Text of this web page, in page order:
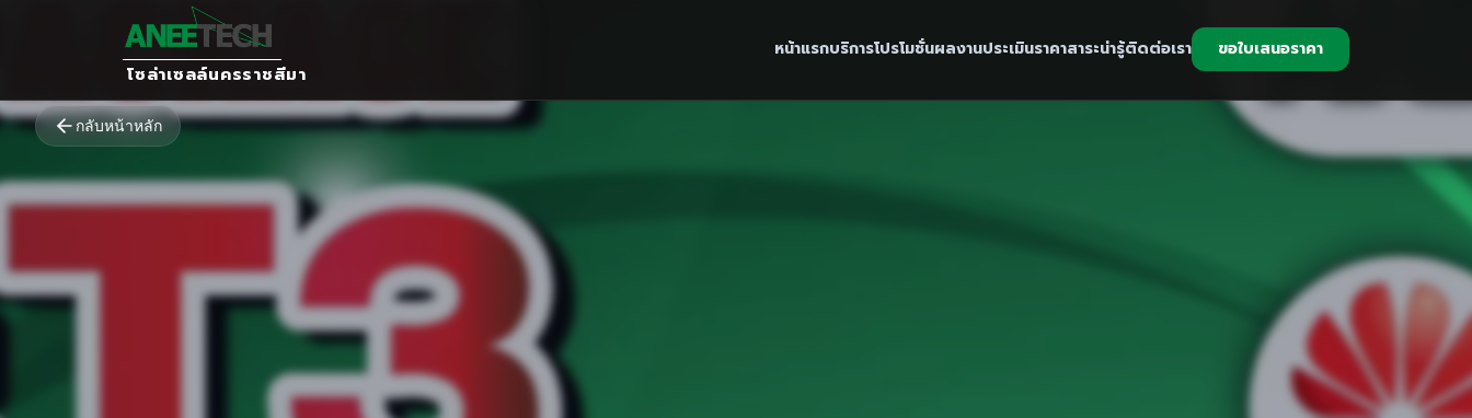
โซล่าเซลล์นครราชสีมา
หน้าแรกบริการโปรโมชั่นผลงานประเมินราคาสาระน่ารู้ติดต่อเรา ขอใบเสนอราคา
กลับหน้าหลัก